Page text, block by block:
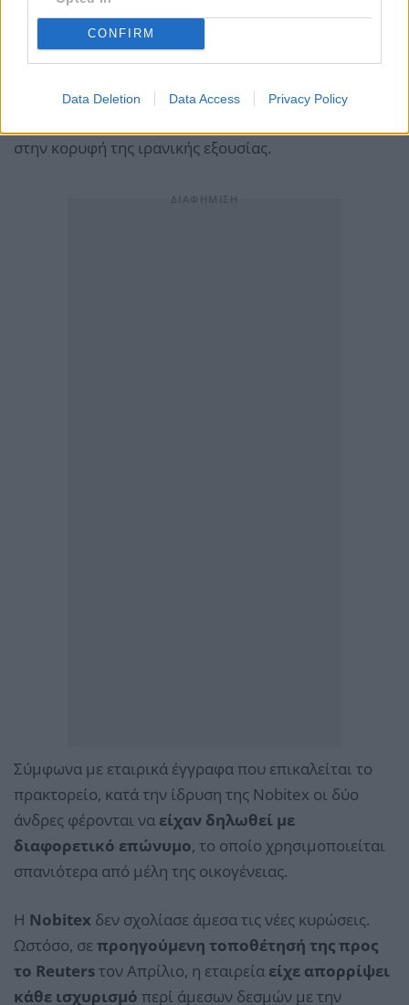
CONFIRM
Data Deletion Data Access Privacy Policy
Η έρευνα του Reuters ανέφερε ότι οι δύο αδελφοί
ανήκουν στηνοικογένεια Χαραζί, μία από τις
ισχυρότερες πολιτικές και θρησκευτικές δυναστείες
στην κορυφή της ιρανικής εξουσίας.
Σύμφωνα με εταιρικά έγγραφα που επικαλείται το
πρακτορείο, κατά την ίδρυση της Nobitex οι δύο
άνδρες φέρονται να είχαν δηλωθεί με
διαφορετικό επώνυμο, το οποίο χρησιμοποιείται
σπανιότερα από μέλη της οικογένειας.
Η Nobitex δεν σχολίασε άμεσα τις νέες κυρώσεις.
Ωστόσο, σε προηγούμενη τοποθέτησή της προς
το Reutersτον Απρίλιο, η εταιρεία είχε απορρίψει
κάθε ισχυρισμό περί άμεσων δεσμών με την